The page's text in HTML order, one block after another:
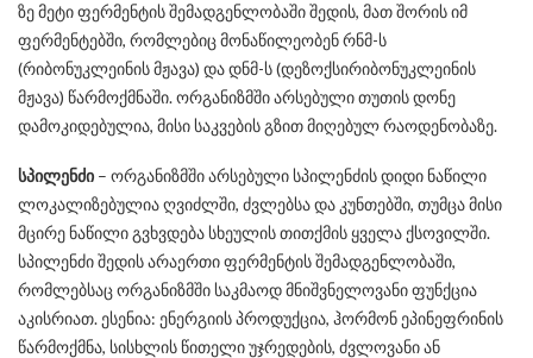
ზე მეტი ფერმენტის შემადგენლობაში შედის, მათ შორის იმ
ფერმენტებში, რომლებიც მონაწილეობენ რნმ-ს
(რიბონუკლეინის მჟავა) და დნმ-ს (დეზოქსირიბონუკლეინის
მჟავა) წარმოქმნაში. ორგანიზმში არსებული თუთის დონე
დამოკიდებულია, მისი საკვების გზით მიღებულ რაოდენობაზე.
სპილენძი – ორგანიზმში არსებული სპილენძის დიდი ნაწილი
ლოკალიზებულია ღვიძლში, ძვლებსა და კუნთებში, თუმცა მისი
მცირე ნაწილი გვხვდება სხეულის თითქმის ყველა ქსოვილში.
სპილენძი შედის არაერთი ფერმენტის შემადგენლობაში,
რომლებსაც ორგანიზმში საკმაოდ მნიშვნელოვანი ფუნქცია
აკისრიათ. ესენია: ენერგიის პროდუქცია, ჰორმონ ეპინეფრინის
წარმოქმნა, სისხლის წითელი უჯრედების, ძვლოვანი ან